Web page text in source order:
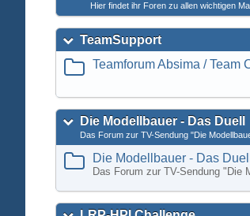
Hier findet ihr Foren zu allen wichtigen
TeamSupport
Teamforum Absima / Team
Die Modellbauer - Das Duell
Das Forum zur TV-Sendung "Die
Die Modellbauer - Das Duell
Das Forum zur TV-Sendung "Die